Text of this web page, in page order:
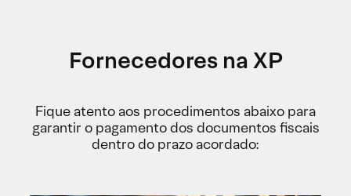
Fornecedores na XP
Fique atento aos procedimentos abaixo para
garantir o pagamento dos documentos fiscais
dentro do prazo acordado: